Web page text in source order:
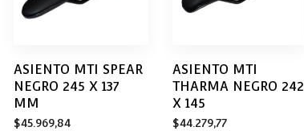
ASIENTO MTI SPEAR
NEGRO 245 X 137
MM
$45.969,84
ASIENTO MTI
THARMA NEGRO 242
X 145
$44.279,77